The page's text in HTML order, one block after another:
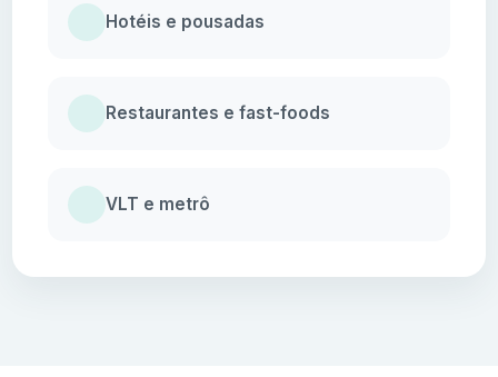
Hotéis e pousadas
Restaurantes e fast-foods
VLT e metrô